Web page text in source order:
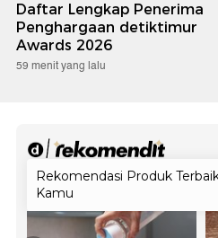
Daftar Lengkap Penerima
Penghargaan detiktimur
Awards 2026
59 menit yang lalu